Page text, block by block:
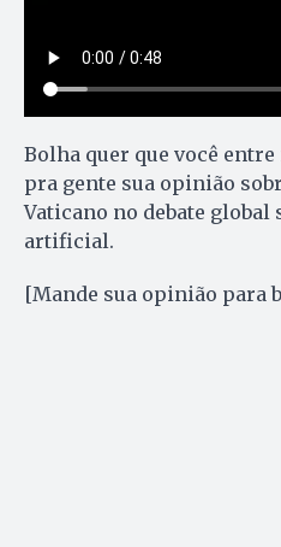
Bolha quer que você
pra gente sua opinião
Vaticano no debate
artificial.
[Mande sua opinião para